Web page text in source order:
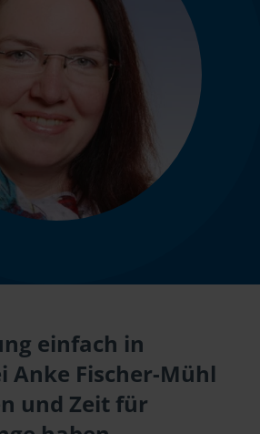
einfach in
Anke Fischer-Mühl
und Zeit für